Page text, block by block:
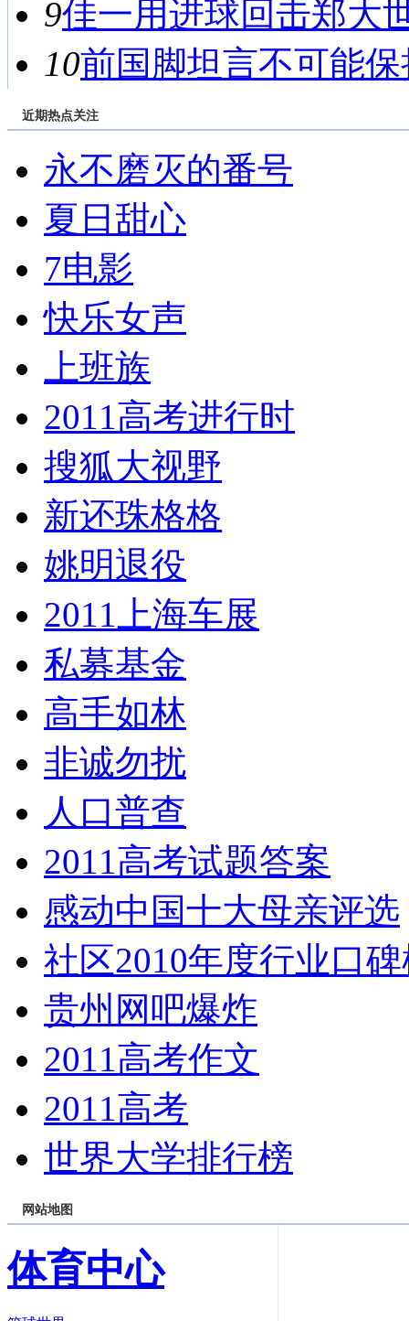
9佳一用进球回击郑大
10前国脚坦言不可能
近期热点关注
永不磨灭的番号
夏日甜心
7电影
快乐女声
上班族
2011高考进行时
搜狐大视野
新还珠格格
姚明退役
2011上海车展
私募基金
高手如林
非诚勿扰
人口普查
2011高考试题答案
感动中国十大母亲评选
社区2010年度行业口
贵州网吧爆炸
2011高考作文
2011高考
世界大学排行榜
网站地图
体育中心